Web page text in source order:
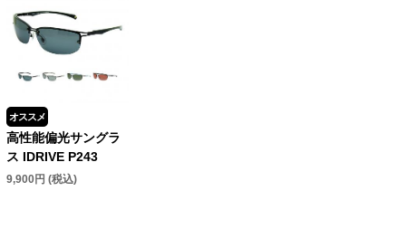
オススメ
高性能偏光サングラ
ス IDRIVE P243
9,900円 (税込)